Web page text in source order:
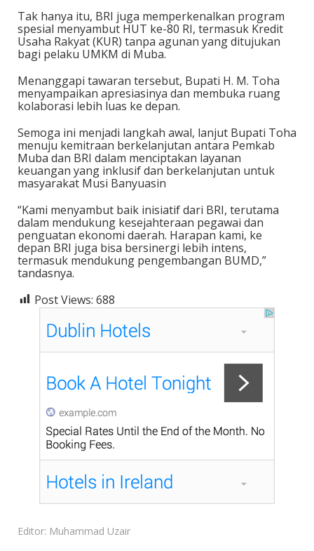
Tak hanya itu, BRI juga memperkenalkan program
spesial menyambut HUT ke-80 RI, termasuk Kredit
Usaha Rakyat (KUR) tanpa agunan yang ditujukan
bagi pelaku UMKM di Muba.
Menanggapi tawaran tersebut, Bupati H. M. Toha
menyampaikan apresiasinya dan membuka ruang
kolaborasi lebih luas ke depan.
Semoga ini menjadi langkah awal, lanjut Bupati Toha
menuju kemitraan berkelanjutan antara Pemkab
Muba dan BRI dalam menciptakan layanan
keuangan yang inklusif dan berkelanjutan untuk
masyarakat Musi Banyuasin
“Kami menyambut baik inisiatif dari BRI, terutama
dalam mendukung kesejahteraan pegawai dan
penguatan ekonomi daerah. Harapan kami, ke
depan BRI juga bisa bersinergi lebih intens,
termasuk mendukung pengembangan BUMD,”
tandasnya.
Post Views: 688
Editor: Muhammad Uzair